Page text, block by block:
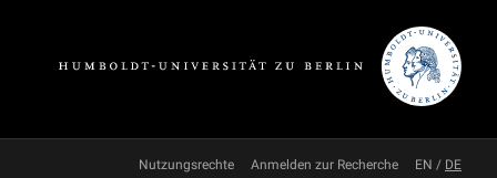
Nutzungsrechte Anmelden zur Recherche EN / DE